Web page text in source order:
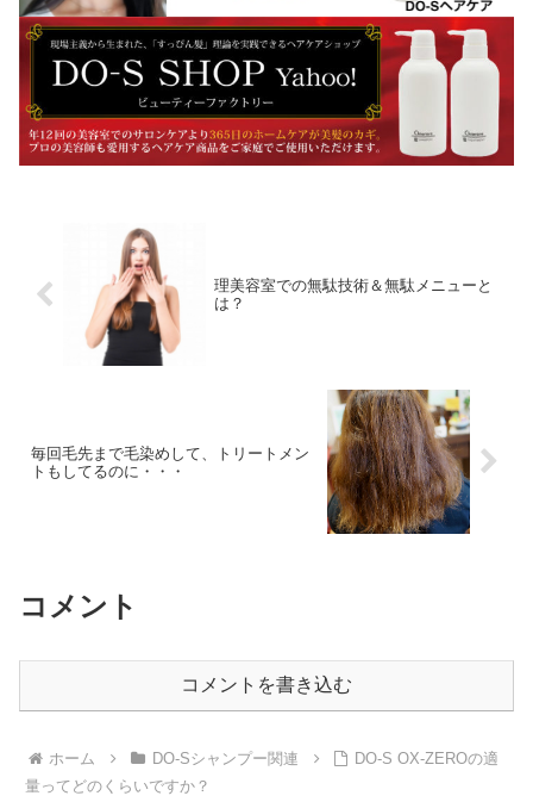
理美容室での無駄技術＆無駄メニューと
は？
毎回毛先まで毛染めして、トリートメン
トもしてるのに・・・
コメント
コメントを書き込む
ホーム DO-Sシャンプー関連
DO-S OX-ZEROの適
量ってどのくらいですか？